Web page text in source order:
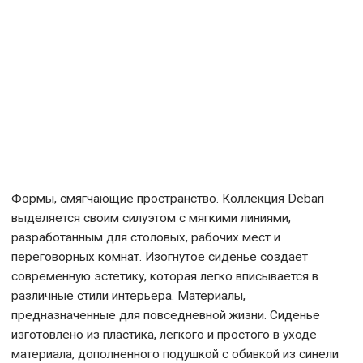
Формы, смягчающие пространство. Коллекция Debari
выделяется своим силуэтом с мягкими линиями,
разработанным для столовых, рабочих мест и
переговорных комнат. Изогнутое сиденье создает
современную эстетику, которая легко вписывается в
различные стили интерьера. Материалы,
предназначенные для повседневной жизни. Сиденье
изготовлено из пластика, легкого и простого в уходе
материала, дополненного подушкой с обивкой из синели